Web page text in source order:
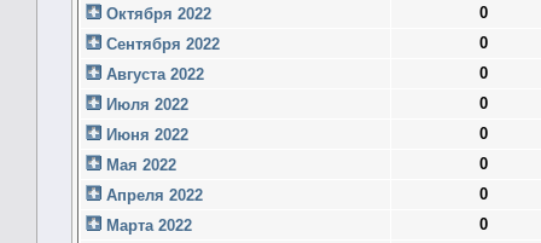
Октября 2022
0
Сентября 2022
0
Августа 2022
0
Июля 2022
0
Июня 2022
0
Мая 2022
0
Апреля 2022
0
Марта 2022
0